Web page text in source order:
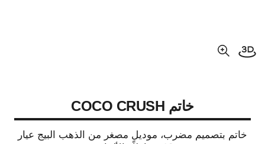
فتح العرض ثلاثي الأبعاد
عرض مكبّر عن الصورة
خاتم COCO CRUSH
خاتم بتصميم مضرب، موديل مصغر من الذهب البيج عيار